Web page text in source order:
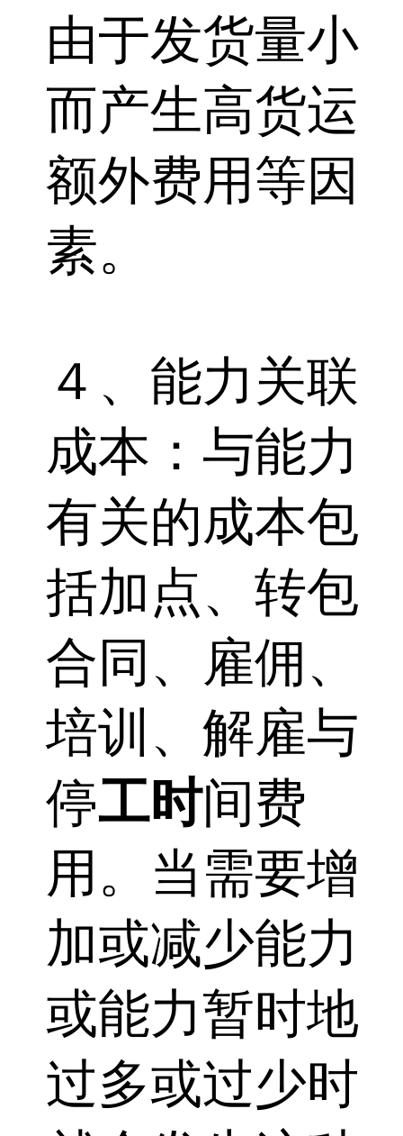
由于发货量小
而产生高货运
额外费用等因
素。
４、能力关联
成本：与能力
有关的成本包
括加点、转包
合同、雇佣、
培训、解雇与
停工时间费
用。当需要增
加或减少能力
或能力暂时地
过多或过少时